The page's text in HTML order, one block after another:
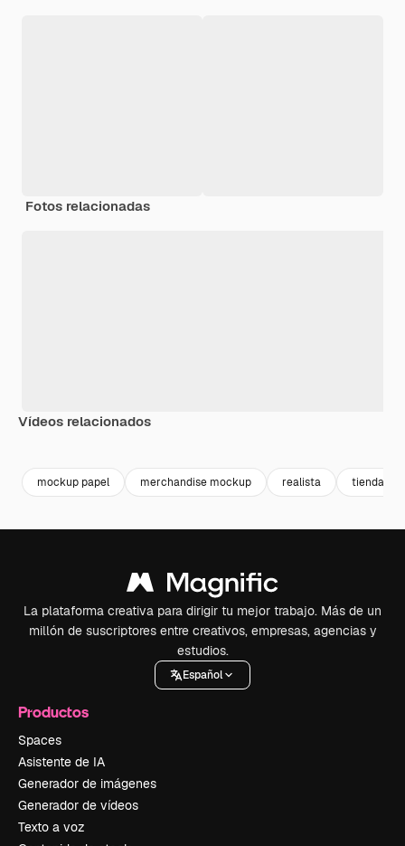
Fotos relacionadas
Vídeos relacionados
mockup papel merchandise mockup realista tienda
La plataforma creativa para dirigir tu mejor trabajo. Más de un
millón de suscriptores entre creativos, empresas, agencias y
estudios.
Español
Productos
Spaces
Asistente de IA
Generador de imágenes
Generador de vídeos
Texto a voz